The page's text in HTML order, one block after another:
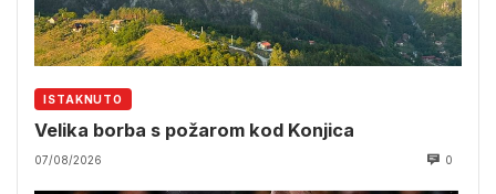
ISTAKNUTO
Velika borba s požarom kod Konjica
07/08/2026 0